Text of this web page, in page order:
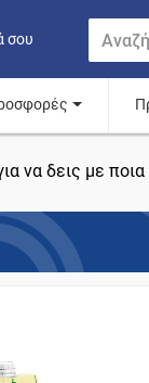
σου
να δεις με